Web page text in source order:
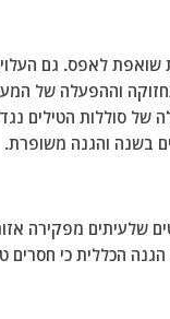
שואפת לאפס. גם
וההפעלה של
סוללות הטילים נגד
בשנה והגנה משופרת.
שלעיתים מפקירה
הכללית כי חסרים